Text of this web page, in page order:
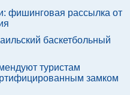
фишинговая рассылка от
баскетбольный
туристам
замком